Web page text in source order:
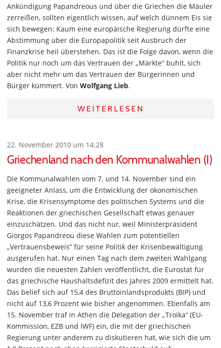
Ankündigung Papandreous und über die Griechen die Mäuler
zerreißen, sollten eigentlich wissen, auf welch dünnem Eis sie
sich bewegen: Kaum eine europäische Regierung dürfte eine
Abstimmung über die Europapolitik seit Ausbruch der
Finanzkrise heil überstehen. Das ist die Folge davon, wenn die
Politik nur noch um das Vertrauen der „Märkte“ buhlt, sich
aber nicht mehr um das Vertrauen der Bürgerinnen und
Bürger kümmert. Von Wolfgang Lieb.
WEITERLESEN
22. November 2010 um 14:28
Griechenland nach den Kommunalwahlen (I)
Die Kommunalwahlen vom 7. und 14. November sind ein
geeigneter Anlass, um die Entwicklung der ökonomischen
Krise, die Krisensymptome des politischen Systems und die
Reaktionen der griechischen Gesellschaft etwas genauer
einzuschätzen. Und das nicht nur, weil Ministerpräsident
Giorgos Papandreou diese Wahlen zum potentiellen
„Vertrauensbeweis“ für seine Politik der Krisenbewältigung
ausgerufen hat. Nur einen Tag nach dem zweiten Wahlgang
wurden die neuesten Zahlen veröffentlicht, die Eurostat für
das griechische Haushaltsdefizit des Jahres 2009 ermittelt hat.
Das belief sich auf 15,4 des Bruttoinlandsprodukts (BIP) und
nicht auf 13,6 Prozent wie bisher angenommen. Ebenfalls am
15. November traf in Athen die Delegation der „Troika“ (EU-
Kommission, EZB und IWF) ein, die mit der griechischen
Regierung unter anderem zu diskutieren hat, wie sich die um